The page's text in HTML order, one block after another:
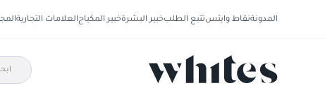
المدونةنقاط وايتستتبع الطلبخبير البشرةخبير المكياجالعلامات التجارية